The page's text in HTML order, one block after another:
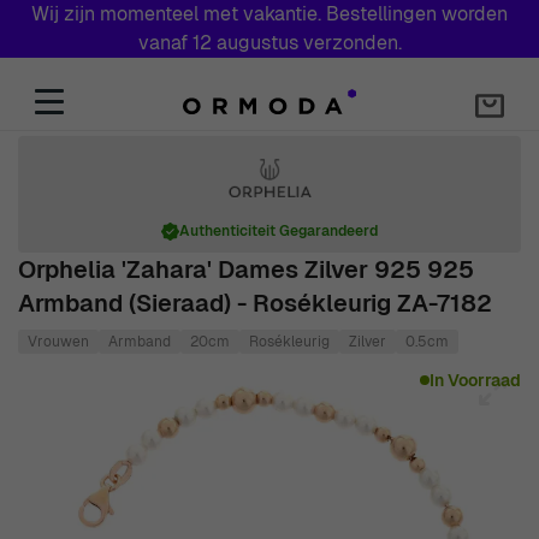
Wij zijn momenteel met vakantie. Bestellingen worden
vanaf 12 augustus verzonden.
Orphelia 'Zahara' Dames Zilver 925 925
Armband (sieraad) - Rosékleurig ZA-7182
Authenticiteit Gegarandeerd
Vrouwen Armband 20cm Rosékleurig Zilver 0.5cm
In Voorraad